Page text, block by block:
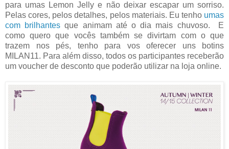
para umas Lemon Jelly e não deixar escapar um sorriso.
Pelas cores, pelos detalhes, pelos materiais. Eu tenho umas
com brilhantes que animam até o dia mais chuvoso. E
como quero que vocês também se divirtam com o que
trazem nos pés, tenho para vos oferecer uns botins
MILAN11. Para além disso, todos os participantes receberão
um voucher de desconto que poderão utilizar na loja online.